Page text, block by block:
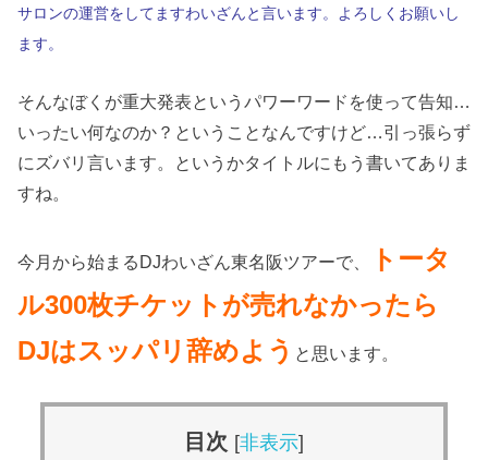
サロンの運営をしてますわいざんと言います。よろしくお願いし
ます。
そんなぼくが重大発表というパワーワードを使って告知…
いったい何なのか？ということなんですけど…引っ張らず
にズバリ言います。というかタイトルにもう書いてありま
すね。
今月から始まるDJわいざん東名阪ツアーで、
トータ
ル300枚チケットが売れなかったら
DJはスッパリ辞めよう と思います。
目次 [非表示]